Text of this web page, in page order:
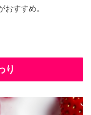
おすすめ。
り